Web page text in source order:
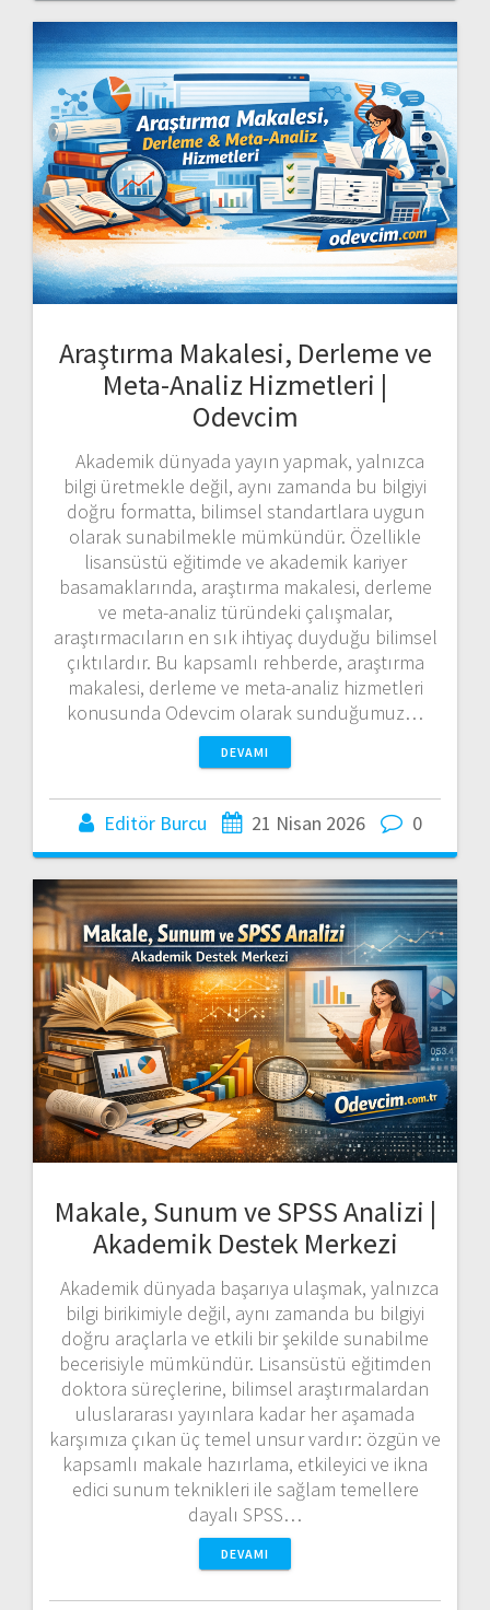
Araştırma Makalesi, Derleme ve
Meta-Analiz Hizmetleri |
Odevcim
Akademik dünyada yayın yapmak, yalnızca
bilgi üretmekle değil, aynı zamanda bu bilgiyi
doğru formatta, bilimsel standartlara uygun
olarak sunabilmekle mümkündür. Özellikle
lisansüstü eğitimde ve akademik kariyer
basamaklarında, araştırma makalesi, derleme
ve meta-analiz türündeki çalışmalar,
araştırmacıların en sık ihtiyaç duyduğu bilimsel
çıktılardır. Bu kapsamlı rehberde, araştırma
makalesi, derleme ve meta-analiz hizmetleri
konusunda Odevcim olarak sunduğumuz…
DEVAMI
Editör Burcu 21 Nisan 2026 0
Makale, Sunum ve SPSS Analizi |
Akademik Destek Merkezi
Akademik dünyada başarıya ulaşmak, yalnızca
bilgi birikimiyle değil, aynı zamanda bu bilgiyi
doğru araçlarla ve etkili bir şekilde sunabilme
becerisiyle mümkündür. Lisansüstü eğitimden
doktora süreçlerine, bilimsel araştırmalardan
uluslararası yayınlara kadar her aşamada
karşımıza çıkan üç temel unsur vardır: özgün ve
kapsamlı makale hazırlama, etkileyici ve ikna
edici sunum teknikleri ile sağlam temellere
dayalı SPSS…
DEVAMI